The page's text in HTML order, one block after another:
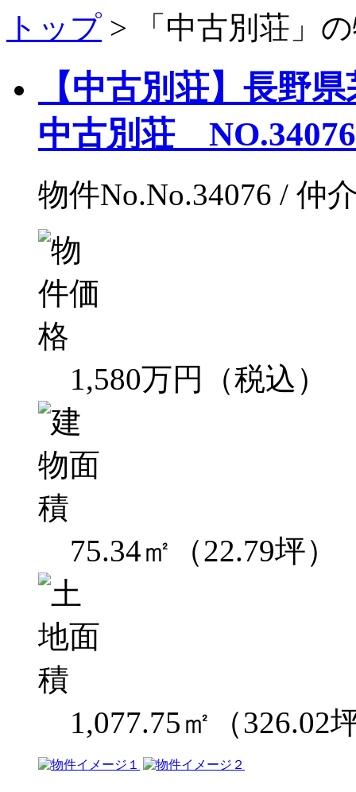
トップ > 「中古別荘」
【中古別荘】長野
中古別荘 NO.34076
物件No.No.34076 / 仲
1,580万円（税込）
75.34㎡（22.79坪）
1,077.75㎡（326.02